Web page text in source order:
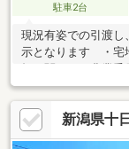
駐車2台
現況有姿での引渡し
示となります ・宅
新潟県十